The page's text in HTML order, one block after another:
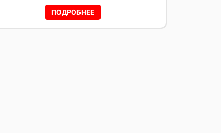
ПОДРОБНЕЕ